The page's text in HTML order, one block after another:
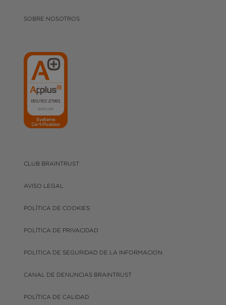
SOBRE NOSOTROS
CLUB BRAINTRUST
AVISO LEGAL
POLÍTICA DE COOKIES
POLÍTICA DE PRIVACIDAD
POLÍTICA DE SEGURIDAD DE LA INFORMACION
CANAL DE DENUNCIAS BRAINTRUST
POLÍTICA DE CALIDAD